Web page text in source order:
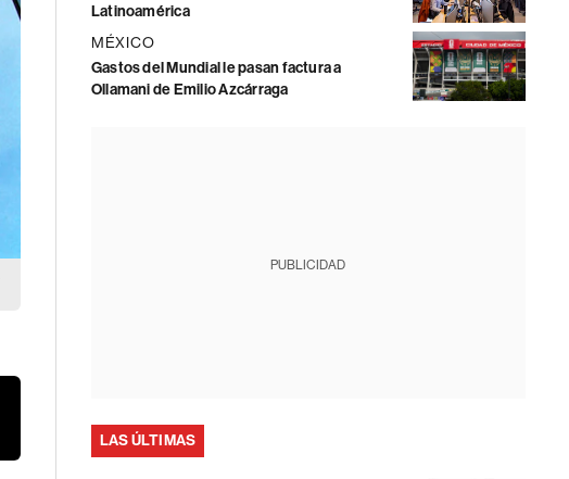
Latinoamérica
MÉXICO
Gastos del Mundial le pasan factura a
Ollamani de Emilio Azcárraga
PUBLICIDAD
LAS ÚLTIMAS